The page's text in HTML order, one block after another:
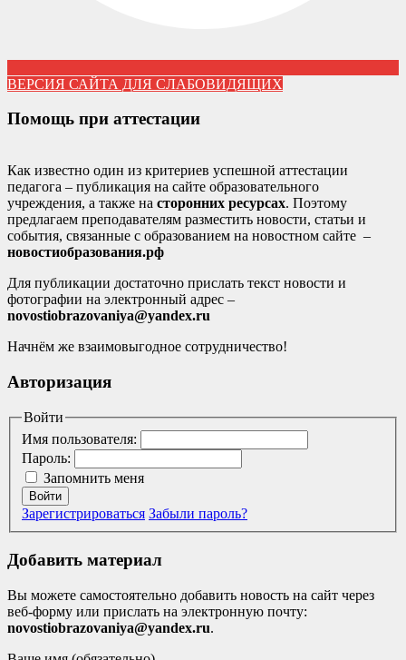
ВЕРСИЯ САЙТА ДЛЯ СЛАБОВИДЯЩИХ
Помощь при аттестации
Как известно один из критериев успешной аттестации
педагога – публикация на сайте образовательного
учреждения, а также на сторонних ресурсах. Поэтому
предлагаем преподавателям разместить новости, статьи и
события, связанные с образованием на новостном сайте –
новостиобразования.рф
Для публикации достаточно прислать текст новости и
фотографии на электронный адрес –
novostiobrazovaniya@yandex.ru
Начнём же взаимовыгодное сотрудничество!
Авторизация
Войти
Имя пользователя:
Пароль:
Запомнить меня
Войти
Зарегистрироваться Забыли пароль?
Добавить материал
Вы можете самостоятельно добавить новость на сайт через
веб-форму или прислать на электронную почту:
novostiobrazovaniya@yandex.ru.